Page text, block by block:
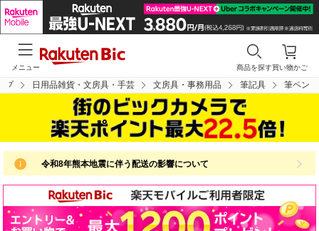
買い物かご
商品を探す
メニュー
プ 日用品雑貨・文房具・手芸 文房具・事務用品 筆記具 筆ペン
令和8年熊本地震に伴う配送の影響について